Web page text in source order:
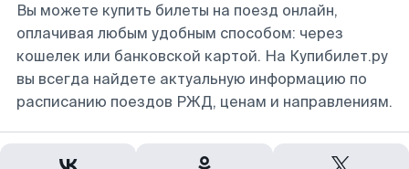
Вы можете купить билеты на поезд онлайн,
оплачивая любым удобным способом: через
кошелек или банковской картой. На Купибилет.ру
вы всегда найдете актуальную информацию по
расписанию поездов РЖД, ценам и направлениям.